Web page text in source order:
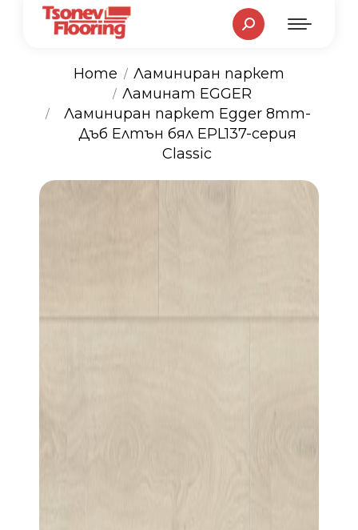
Search:
You are here:
Home
Ламиниран паркет
Ламинат EGGER
Ламиниран паркет Egger 8mm-
Дъб Елтън бял EPL137-серия
Classic